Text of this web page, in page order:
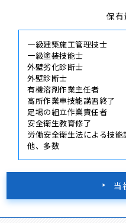
保有
一級建築施工管理技士
一級塗装技能士
外壁劣化診断士
外壁診断士
有機溶剤作業主任者
高所作業車技能講習終了
足場の組立作業責任者
安全衛生教育修了
労働安全衛生法による技能
他、多数
当